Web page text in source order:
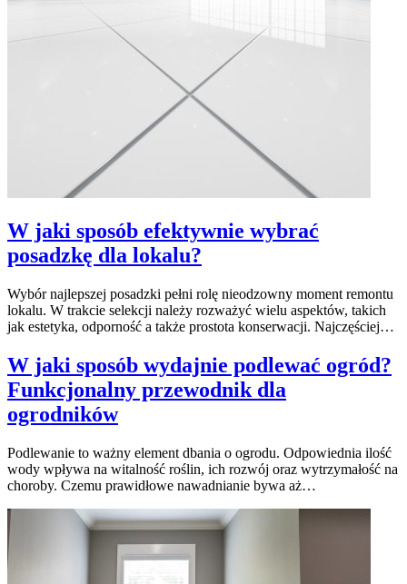
W jaki sposób efektywnie wybrać
posadzkę dla lokalu?
Wybór najlepszej posadzki pełni rolę nieodzowny moment remontu
lokalu. W trakcie selekcji należy rozważyć wielu aspektów, takich
jak estetyka, odporność a także prostota konserwacji. Najczęściej…
W jaki sposób wydajnie podlewać ogród?
Funkcjonalny przewodnik dla
ogrodników
Podlewanie to ważny element dbania o ogrodu. Odpowiednia ilość
wody wpływa na witalność roślin, ich rozwój oraz wytrzymałość na
choroby. Czemu prawidłowe nawadnianie bywa aż…